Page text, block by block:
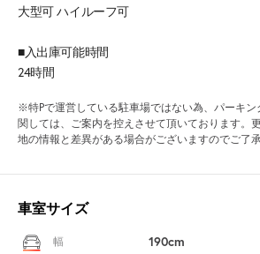
大型可 ハイルーフ可
■入出庫可能時間
24時間
※特Pで運営している駐車場ではない為、パーキン
関しては、ご案内を控えさせて頂いております。
地の情報と差異がある場合がございますのでご了承
車室サイズ
幅 190cm